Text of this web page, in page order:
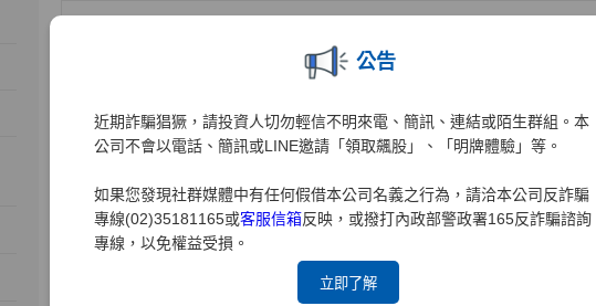
公告
近期詐騙猖獗，請投資人切勿輕信不明來電、簡訊、連結或陌生群組。本
公司不會以電話、簡訊或LINE邀請「領取飆股」、「明牌體驗」等。
如果您發現社群媒體中有任何假借本公司名義之行為，請洽本公司反詐騙
專線(02)35181165或客服信箱反映，或撥打內政部警政署165反詐騙諮詢
專線，以免權益受損。
立即了解
元大證券108年度防制洗錢及打擊資恐內部控制制度聲明書
元大證券107年度內部控制制度聲明書